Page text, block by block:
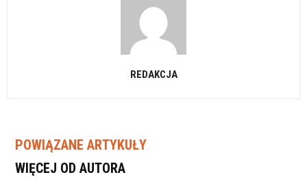
REDAKCJA
POWIĄZANE ARTYKUŁY
WIĘCEJ OD AUTORA